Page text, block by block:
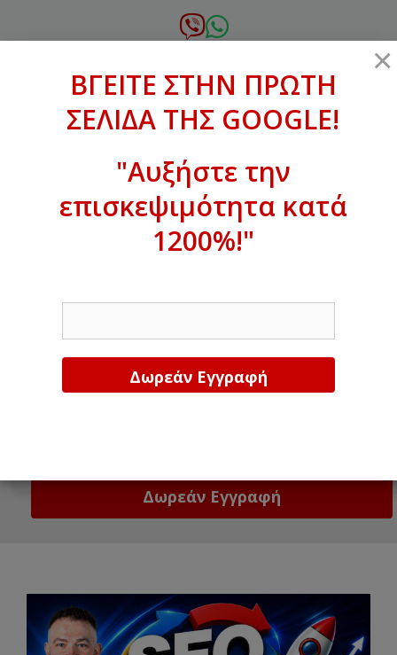
σε
xanthogenous@gmail.com
ΒΓΕΙΤΕ ΣΤΗΝ ΠΡΩΤΗ ΣΕΛΙΔΑ ΤΗΣ
GOOGLE!
×
ΒΓΕΙΤΕ ΣΤΗΝ ΠΡΩΤΗ
ΣΕΛΙΔΑ ΤΗΣ GOOGLE!
"Αυξήστε την
επισκεψιμότητα κατά
1200%!"